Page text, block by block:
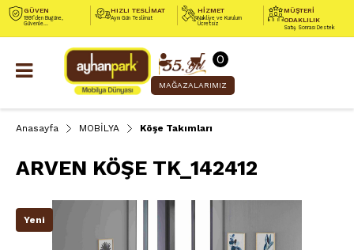
GÜVEN
1991’den Bugüne,
Güvenle...
HIZLI TESLİMAT
Aynı Gün Teslimat
HİZMET
Nakliye ve Kurulum
Ücretsiz
MÜŞTERİ
ODAKLILIK
Satış Sonrası Destek
0
MAĞAZALARIMIZ
Anasayfa MOBİLYA Köşe Takımları
ARVEN KÖŞE TK_142412
Yeni